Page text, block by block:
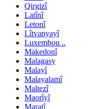
Qirgizî
Latînî
Letonî
Lîtvanyayî
Luxembou ..
Makedonî
Malagasy
Malayî
Malayalamî
Maltezî
Maorîyî
Maratî